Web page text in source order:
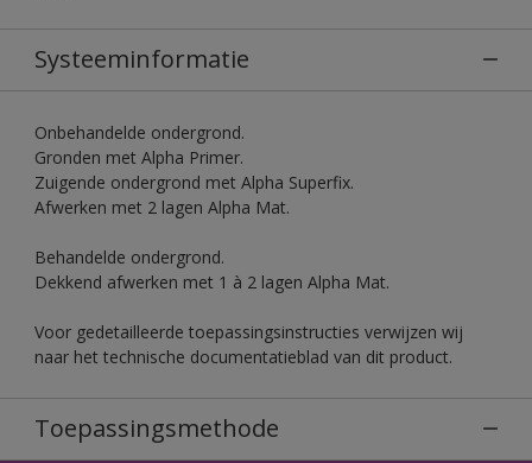
Systeeminformatie
Onbehandelde ondergrond.
Gronden met Alpha Primer.
Zuigende ondergrond met Alpha Superfix.
Afwerken met 2 lagen Alpha Mat.
Behandelde ondergrond.
Dekkend afwerken met 1 à 2 lagen Alpha Mat.
Voor gedetailleerde toepassingsinstructies verwijzen wij
naar het technische documentatieblad van dit product.
Toepassingsmethode